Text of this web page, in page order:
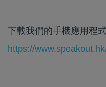
下載我們的手機應用程
https://